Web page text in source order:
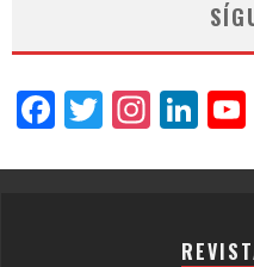
Facebook
Twitter